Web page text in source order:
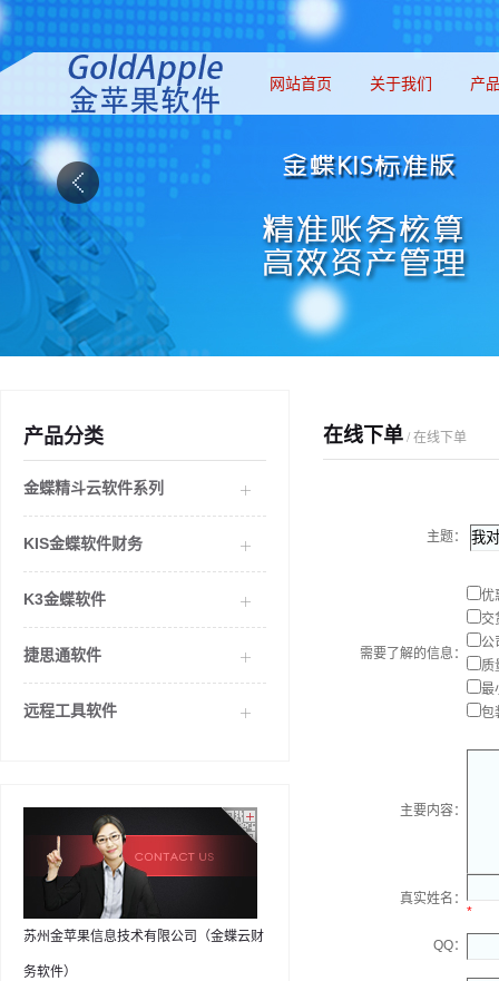
网站首页 关于我们 产
产品分类
金蝶精斗云软件系列
KIS金蝶软件财务
K3金蝶软件
捷思通软件
远程工具软件
苏州金苹果信息技术有限公司（金蝶云财
务软件）
在线下单 / 在线下单
主题：
需要了解的信息：
优
交
公
质
最
包
主要内容：
真实姓名：
*
QQ：